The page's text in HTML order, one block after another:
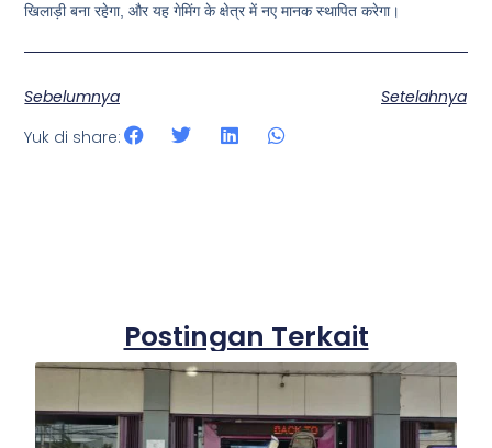
खिलाड़ी बना रहेगा, और यह गेमिंग के क्षेत्र में नए मानक स्थापित करेगा।
Sebelumnya
Setelahnya
Yuk di share:
Postingan Terkait